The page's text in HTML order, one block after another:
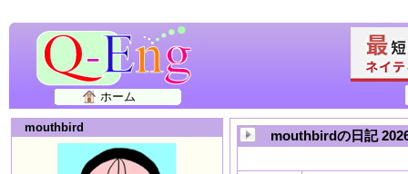
ホーム
mouthbird
mouthbirdの日記